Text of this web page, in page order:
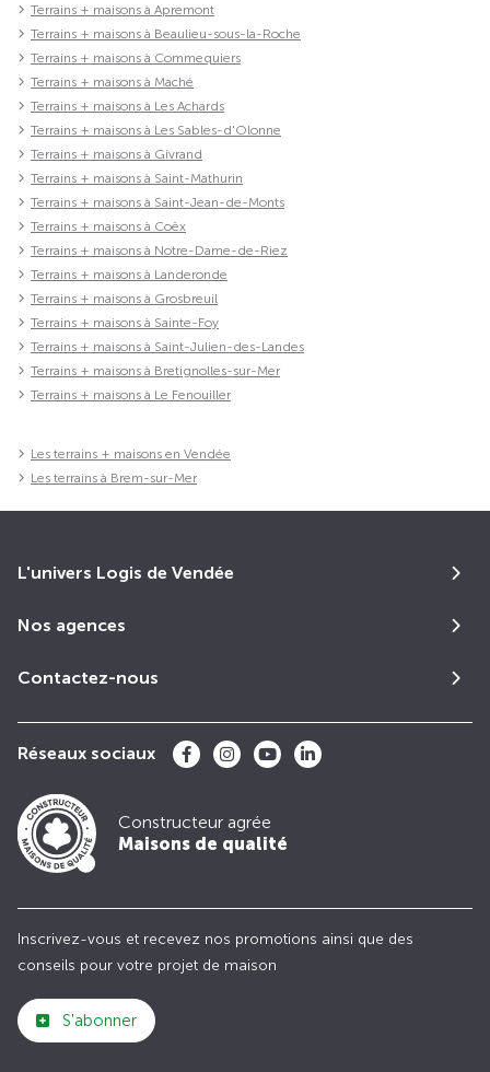
Terrains + maisons à Apremont
Terrains + maisons à Beaulieu-sous-la-Roche
Terrains + maisons à Commequiers
Terrains + maisons à Maché
Terrains + maisons à Les Achards
Terrains + maisons à Les Sables-d'Olonne
Terrains + maisons à Givrand
Terrains + maisons à Saint-Mathurin
Terrains + maisons à Saint-Jean-de-Monts
Terrains + maisons à Coëx
Terrains + maisons à Notre-Dame-de-Riez
Terrains + maisons à Landeronde
Terrains + maisons à Grosbreuil
Terrains + maisons à Sainte-Foy
Terrains + maisons à Saint-Julien-des-Landes
Terrains + maisons à Bretignolles-sur-Mer
Terrains + maisons à Le Fenouiller
Les terrains + maisons en Vendée
Les terrains à Brem-sur-Mer
L'univers Logis de Vendée
Nos agences
Contactez-nous
Réseaux sociaux
Constructeur agrée
Maisons de qualité
Inscrivez-vous et recevez nos promotions ainsi que des
conseils pour votre projet de maison
S'abonner